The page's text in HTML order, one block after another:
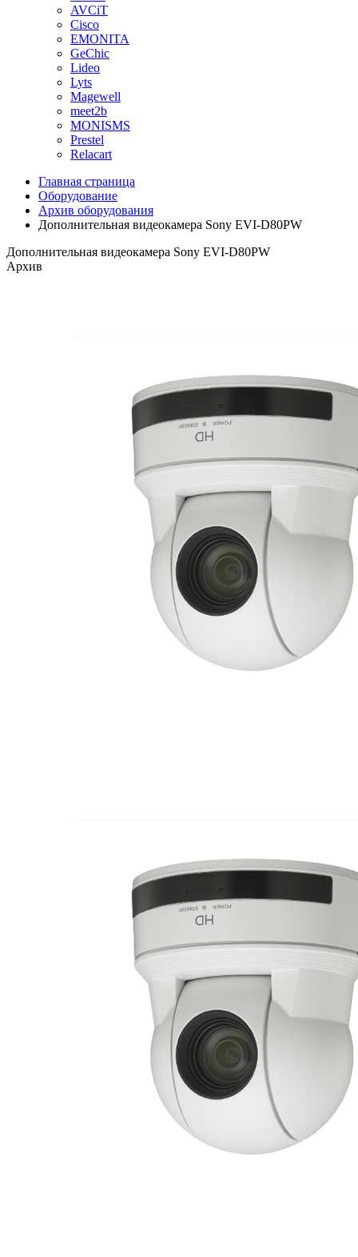
AVCiT
Cisco
EMONITA
GeChic
Lideo
Lyts
Magewell
meet2b
MONISMS
Prestel
Relacart
Главная страница
Оборудование
Архив оборудования
Дополнительная видеокамера Sony EVI-D80PW
Дополнительная видеокамера Sony EVI-D80PW
Архив